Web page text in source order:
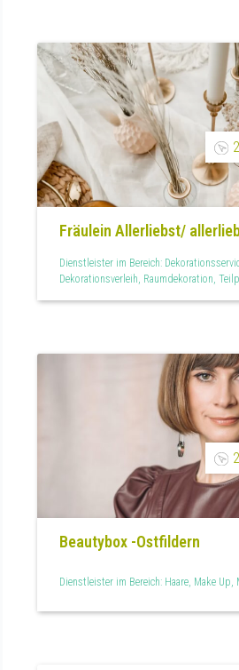
Fräulein Allerliebst/
Dienstleister im Bereich:
Dekorationsverleih, Raumdekoration,
Beautybox -Ostfildern
Dienstleister im Bereich: Haare, Make Up,